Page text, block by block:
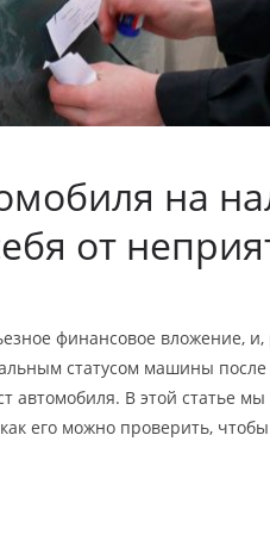
на
от
финансовое вложение, и,
статусом машины после
автомобиля. В этой статье
его можно проверить,